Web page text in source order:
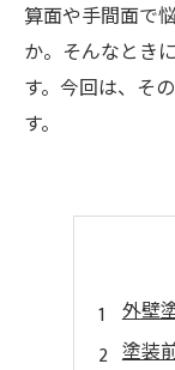
算面や手間面で
か。そんなとき
す。今回は、そ
す。
外壁
塗装